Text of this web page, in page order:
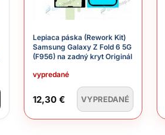
Lepiaca páska (Rework Kit)
Samsung Galaxy Z Fold 6 5G
(F956) na zadný kryt Originál
vypredané
12,30 € VYPREDANÉ